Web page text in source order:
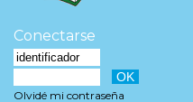
Conectarse
Olvidé mi contraseña